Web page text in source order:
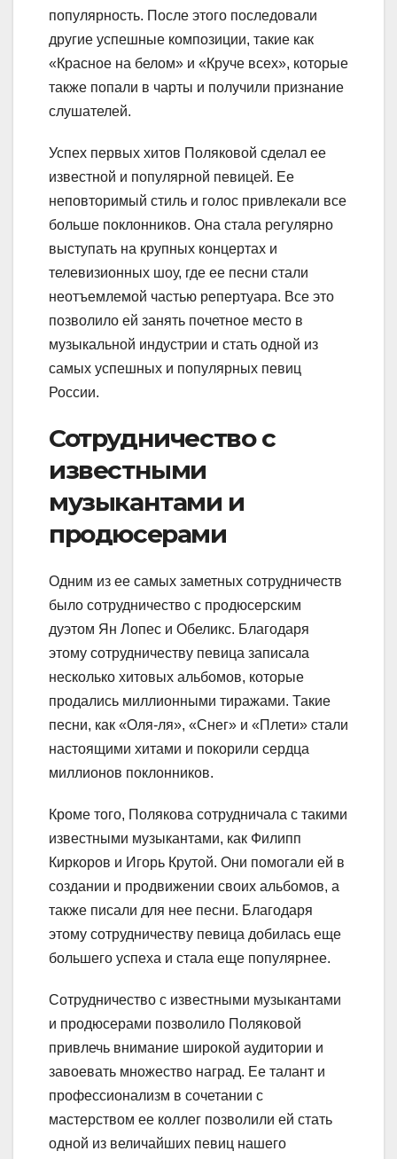
популярность. После этого последовали
другие успешные композиции, такие как
«Красное на белом» и «Круче всех», которые
также попали в чарты и получили признание
слушателей.
Успех первых хитов Поляковой сделал ее
известной и популярной певицей. Ее
неповторимый стиль и голос привлекали все
больше поклонников. Она стала регулярно
выступать на крупных концертах и
телевизионных шоу, где ее песни стали
неотъемлемой частью репертуара. Все это
позволило ей занять почетное место в
музыкальной индустрии и стать одной из
самых успешных и популярных певиц
России.
Сотрудничество с
известными
музыкантами и
продюсерами
Одним из ее самых заметных сотрудничеств
было сотрудничество с продюсерским
дуэтом Ян Лопес и Обеликс. Благодаря
этому сотрудничеству певица записала
несколько хитовых альбомов, которые
продались миллионными тиражами. Такие
песни, как «Оля-ля», «Снег» и «Плети» стали
настоящими хитами и покорили сердца
миллионов поклонников.
Кроме того, Полякова сотрудничала с такими
известными музыкантами, как Филипп
Киркоров и Игорь Крутой. Они помогали ей в
создании и продвижении своих альбомов, а
также писали для нее песни. Благодаря
этому сотрудничеству певица добилась еще
большего успеха и стала еще популярнее.
Сотрудничество с известными музыкантами
и продюсерами позволило Поляковой
привлечь внимание широкой аудитории и
завоевать множество наград. Ее талант и
профессионализм в сочетании с
мастерством ее коллег позволили ей стать
одной из величайших певиц нашего